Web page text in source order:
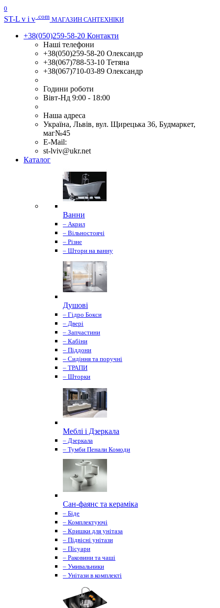
0
ST-L v i v .com МАГАЗИН САНТЕХНІКИ
+38(050)259-58-20 Контакти
Наші телефони
+38(050)259-58-20 Олександр
+38(067)788-53-10 Тетяна
+38(067)710-03-89 Олександр
Години роботи
Вівт-Нд 9:00 - 18:00
Наша адреса
Україна, Львів, вул. Щирецька 36, Будмаркет,
маг№45
E-Mail:
st-lviv@ukr.net
Каталог
Ванни
– Акрил
– Вільностоячі
– Різне
– Штори на ванну
Душові
– Гідро Бокси
– Двері
– Запчастини
– Кабіни
– Піддони
– Сидіння та поручні
– ТРАПИ
– Шторки
Меблі і Дзеркала
– Дзеркала
– Тумби Пенали Комоди
Сан-фаянс та кераміка
– Біде
– Комплектуючі
– Кришки для унітаза
– Підвісні унітази
– Пісуари
– Раковини та чаші
– Умивальники
– Унітази в комплекті